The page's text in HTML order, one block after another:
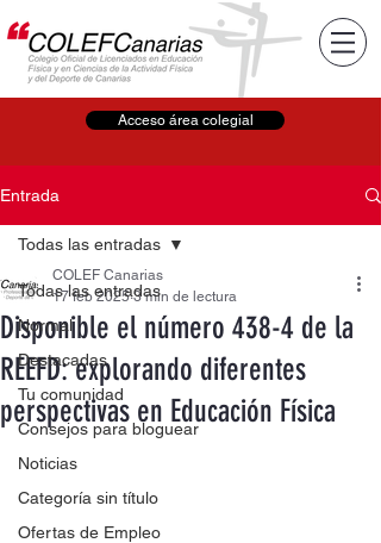
Acceso área colegial
Entrada
Todas las entradas
Normal
Destacadas
Tu comunidad
Consejos para bloguear
Noticias
Categoría sin título
Ofertas de Empleo
Todas las entradas
Disponible el número 438-4 de la
REEFD: explorando diferentes
perspectivas en Educación Física
COLEF Canarias
17 feb 2025 3 min de lectura